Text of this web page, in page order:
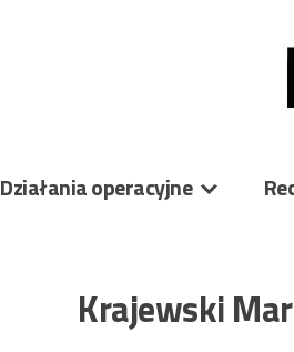
Działania operacyjne
Krajewski